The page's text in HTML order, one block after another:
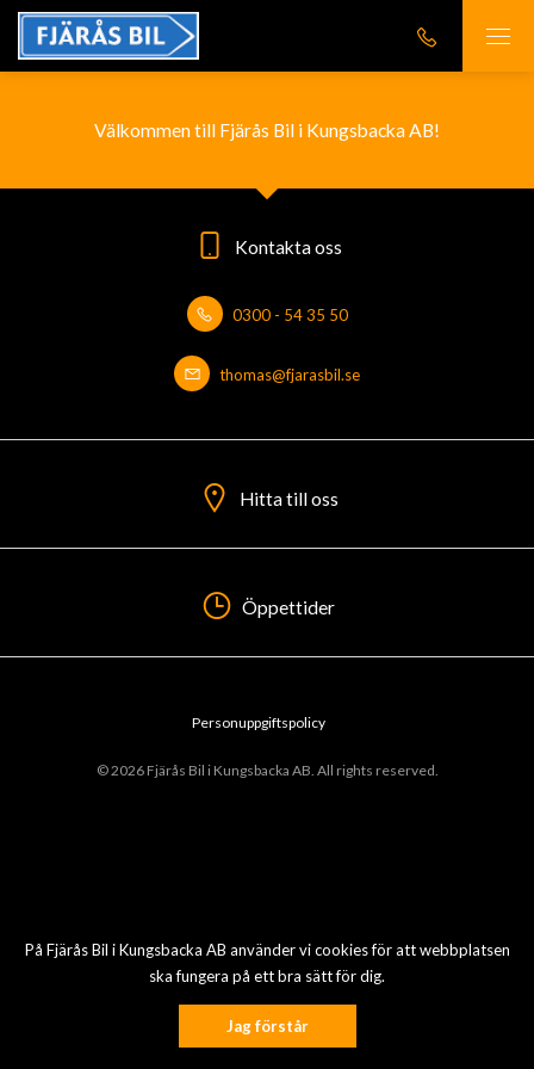
På Fjärås Bil i Kungsbacka AB använder vi cookies för att webbplatsen
ska fungera på ett bra sätt för dig.
Jag förstår
Välkommen till Fjärås Bil i Kungsbacka AB!
Kontakta oss
0300 - 54 35 50
thomas@fjarasbil.se
Hitta till oss
Öppettider
© 2026 Fjärås Bil i Kungsbacka AB. All rights reserved.
Personuppgiftspolicy